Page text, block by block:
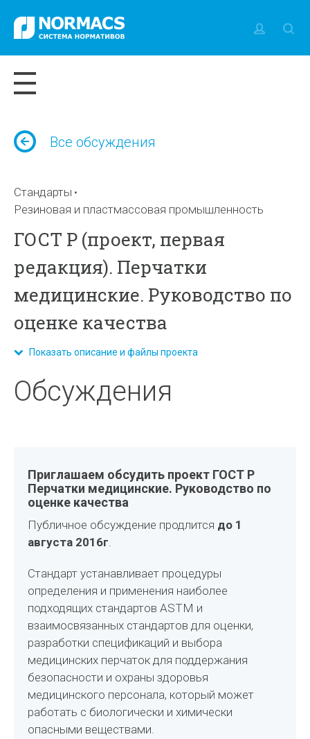
Все обсуждения
Стандарты
Резиновая и пластмассовая промышленность
ГОСТ Р (проект, первая
редакция). Перчатки
медицинские. Руководство по
оценке качества
Показать описание и файлы проекта
Обсуждения
Приглашаем обсудить проект ГОСТ Р
Перчатки медицинские. Руководство по
оценке качества
Публичное обсуждение продлится до 1
августа 2016г.
Стандарт устанавливает процедуры
определения и применения наиболее
подходящих стандартов ASTM и
взаимосвязанных стандартов для оценки,
разработки спецификаций и выбора
медицинских перчаток для поддержания
безопасности и охраны здоровья
медицинского персонала, который может
работать с биологически и химически
опасными веществами.